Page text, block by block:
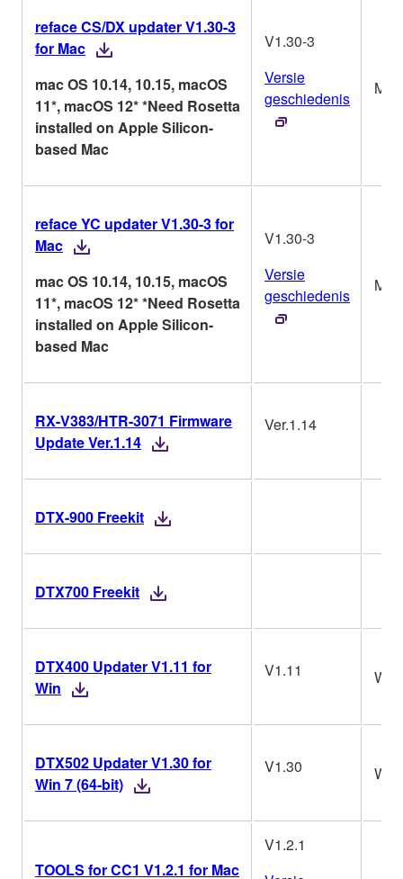
reface CS/DX updater V1.30-3
for Mac
mac OS 10.14, 10.15, macOS
11*, macOS 12* *Need Rosetta
installed on Apple Silicon-
based Mac
V1.30-3
Versie
geschiedenis
Mac
reface YC updater V1.30-3 for
Mac
mac OS 10.14, 10.15, macOS
11*, macOS 12* *Need Rosetta
installed on Apple Silicon-
based Mac
V1.30-3
Versie
geschiedenis
Mac
RX-V383/HTR-3071 Firmware
Update Ver.1.14
Ver.1.14
DTX-900 Freekit
DTX700 Freekit
DTX400 Updater V1.11 for
Win
V1.11 Win
DTX502 Updater V1.30 for
Win 7 (64-bit)
V1.30 Win
TOOLS for CC1 V1.2.1 for Mac
V1.2.1